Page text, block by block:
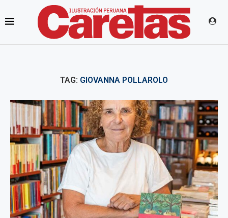
TAG: GIOVANNA POLLAROLO